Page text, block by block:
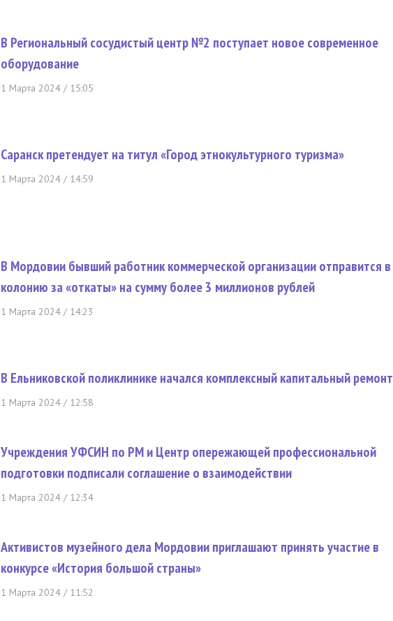
В Региональный сосудистый центр №2 поступает новое современное
оборудование
1 Марта 2024 / 15:05
Саранск претендует на титул «Город этнокультурного туризма»
1 Марта 2024 / 14:59
В Мордовии бывший работник коммерческой организации отправится в
колонию за «откаты» на сумму более 3 миллионов рублей
1 Марта 2024 / 14:23
В Ельниковской поликлинике начался комплексный капитальный ремонт
1 Марта 2024 / 12:58
Учреждения УФСИН по РМ и Центр опережающей профессиональной
подготовки подписали соглашение о взаимодействии
1 Марта 2024 / 12:34
Активистов музейного дела Мордовии приглашают принять участие в
конкурсе «История большой страны»
1 Марта 2024 / 11:52